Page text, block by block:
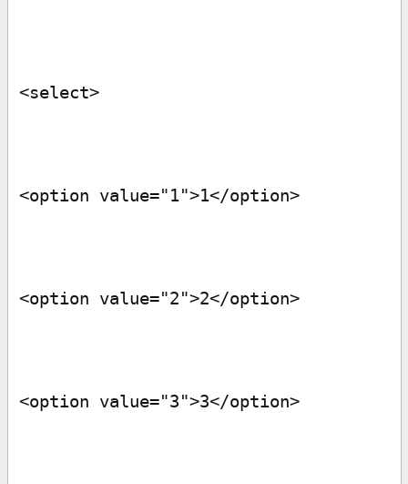
<select>
<option value="1">1</option>
<option value="2">2</option>
<option value="3">3</option>